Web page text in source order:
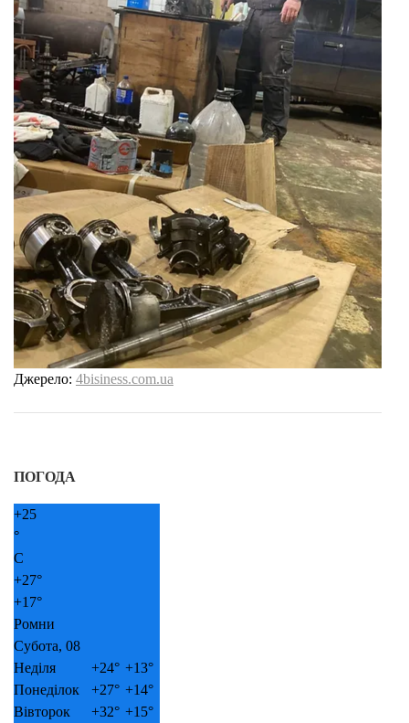
Джерело: 4bisiness.com.ua
ПОГОДА
+25
°
C
+27°
+17°
Ромни
Субота, 08
Неділя
+24° +13°
Понеділок
+27° +14°
Вівторок
+32° +15°